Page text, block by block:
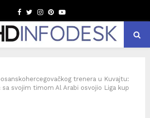
Facebook
TwitterInstagram
Pinterest
Youtube
trenera u Kuvajtu:
sa svojim timom Al Arabi osvojio Liga kup